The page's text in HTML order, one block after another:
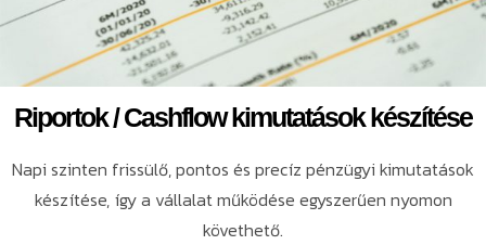
Riportok / Cashflow kimutatások készítése
Napi szinten frissülő, pontos és precíz pénzügyi kimutatások
készítése, így a vállalat működése egyszerűen nyomon
követhető.